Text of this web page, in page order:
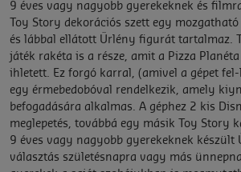
9 éves vagy nagyobb gyerekeknek és
Toy Story dekorációs szett egy
és lábbal ellátott Űrlény figurát tartalmaz.
játék rakéta is a része, amit a Pizza Planéta
ihletett. Ez forgó karral, (amivel a gépet
egy érmebedobóval rendelkezik, amely
befogadására alkalmas. A géphez 2 kis
meglepetés, továbbá egy másik Toy Story
9 éves vagy nagyobb gyerekeknek készült
választás születésnapra vagy más